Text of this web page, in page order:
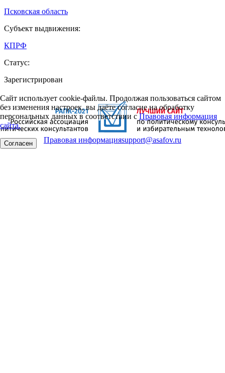
Псковская область
Субъект выдвижения:
КПРФ
Статус:
Зарегистрирован
Сайт использует cookie-файлы. Продолжая пользоваться сайтом
без изменения настроек, вы даёте согласие на обработку
персональных данных в соответствии сПравовая информация
сайта.
Согласен Правовая информацияsupport@asafov.ru